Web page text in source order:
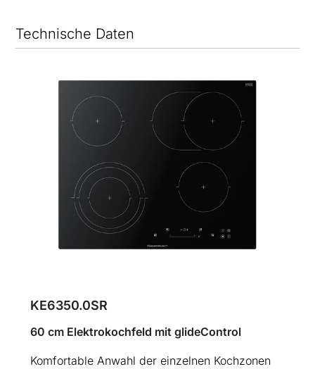
Technische Daten
KE6350.0SR
60 cm Elektrokochfeld mit glideControl
Komfortable Anwahl der einzelnen Kochzonen